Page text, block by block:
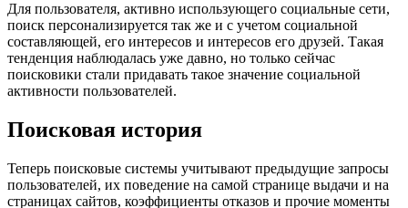
Для пользователя, активно использующего социальные сети,
поиск персонализируется так же и с учетом социальной
составляющей, его интересов и интересов его друзей. Такая
тенденция наблюдалась уже давно, но только сейчас
поисковики стали придавать такое значение социальной
активности пользователей.
Поисковая история
Теперь поисковые системы учитывают предыдущие запросы
пользователей, их поведение на самой странице выдачи и на
страницах сайтов, коэффициенты отказов и прочие моменты